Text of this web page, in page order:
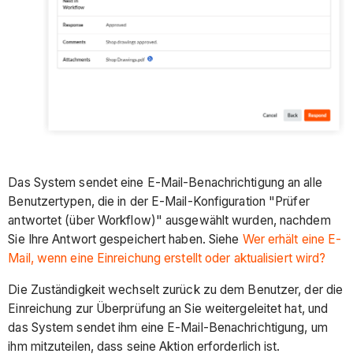
Das System sendet eine E-Mail-Benachrichtigung an alle
Benutzertypen, die in der E-Mail-Konfiguration "Prüfer
antwortet (über Workflow)" ausgewählt wurden, nachdem
Sie Ihre Antwort gespeichert haben. Siehe Wer erhält eine E-
Mail, wenn eine Einreichung erstellt oder aktualisiert wird?
Die Zuständigkeit wechselt zurück zu dem Benutzer, der die
Einreichung zur Überprüfung an Sie weitergeleitet hat, und
das System sendet ihm eine E-Mail-Benachrichtigung, um
ihm mitzuteilen, dass seine Aktion erforderlich ist.